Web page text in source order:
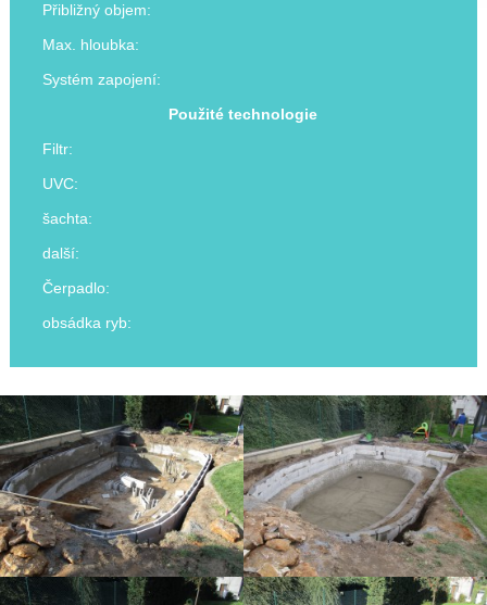
Přibližný objem:
Max. hloubka:
Systém zapojení:
Použité technologie
Filtr:
UVC:
šachta:
další:
Čerpadlo:
obsádka ryb: